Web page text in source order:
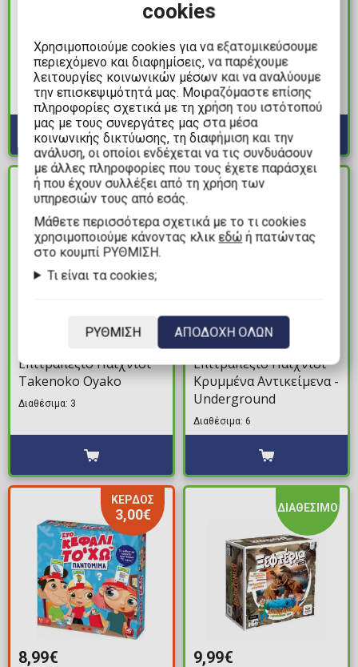
Επιτραπέζιο Παιχνίδι
UNO: Dare Adults Only
(18+) (Ελληνική
Έκδοση)
Διαθέσιμα: 10+
25,00€
Επιτραπέζιο Παιχνίδι
Ξωτικά, Τέρατα και
Κάλτσες
Διαθέσιμα: 4
ΔΙΑΘΕΣΙΜΟ
Επιτραπέζιο Παιχνίδι
Takenoko Oyako
Διαθέσιμα: 3
14,99€
Επιτραπέζιο Παιχνίδι
Κρυμμένα Αντικείμενα -
Underground
Διαθέσιμα: 6
ΚΕΡΔΟΣ
3,00€
8,99€
ΔΙΑΘΕΣΙΜΟ
9,99€
cookies
Χρησιμοποιούμε cookies για να εξατομικεύσουμε
περιεχόμενο και διαφημίσεις, να παρέχουμε
λειτουργίες κοινωνικών μέσων και να αναλύουμε
την επισκεψιμότητά μας. Μοιραζόμαστε επίσης
πληροφορίες σχετικά με τη χρήση του ιστότοπού
μας με τους συνεργάτες μας στα μέσα
κοινωνικής δικτύωσης, τη διαφήμιση και την
ανάλυση, οι οποίοι ενδέχεται να τις συνδυάσουν
με άλλες πληροφορίες που τους έχετε παράσχει
ή που έχουν συλλέξει από τη χρήση των
υπηρεσιών τους από εσάς.
Mάθετε περισσότερα σχετικά με το τι cookies
χρησιμοποιούμε κάνοντας κλικεδώ ή πατώντας
στο κουμπί ΡΥΘΜΙΣΗ.
Τι είναι τα cookies;
ΡΥΘΜΙΣΗ ΑΠΟΔΟΧΗ ΟΛΩΝ